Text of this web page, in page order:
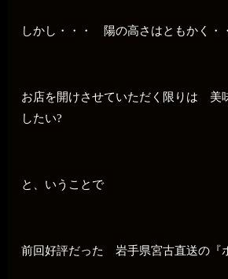
しかし・・・ 陽の高さはともかく・
お店を開けさせていただく限りは 美
したい?
と、いうことで
前回好評だった 岩手県宮古直送の『